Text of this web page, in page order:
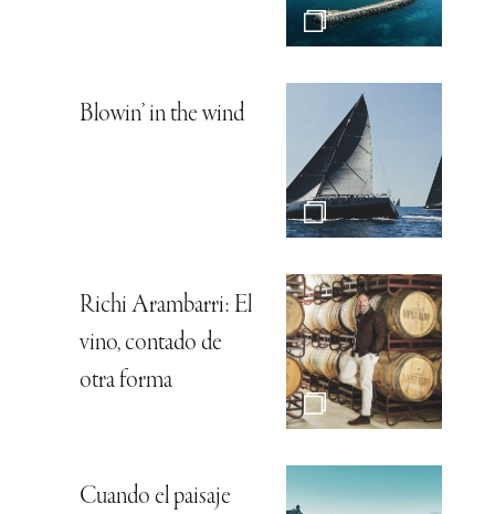
Blowin’ in the wind
Richi Arambarri: El
vino, contado de
otra forma
Cuando el paisaje